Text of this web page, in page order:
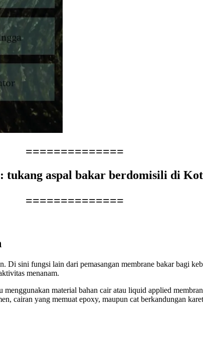
==============
tukang aspal bakar berdomisili di
==============
Di sini fungsi lain dari pemasangan membrane bakar bagi
menanam.
material bahan cair atau liquid applied
cairan yang memuat epoxy, maupun cat berkandungan